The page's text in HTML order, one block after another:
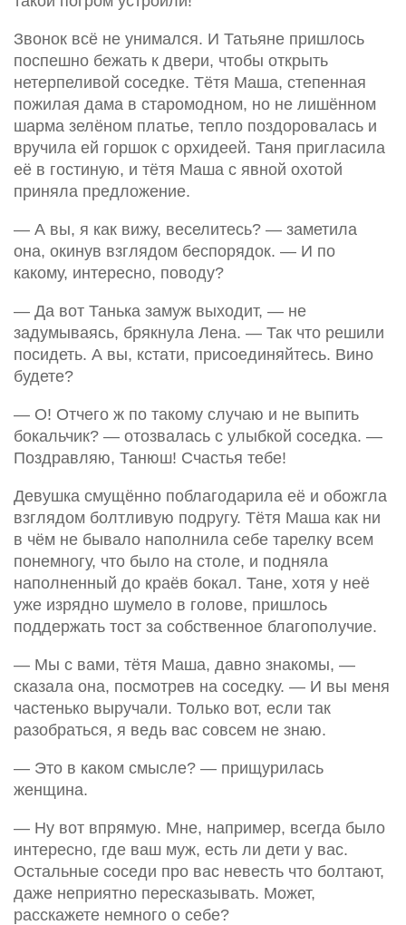
Звонок всё не унимался. И Татьяне пришлось
поспешно бежать к двери, чтобы открыть
нетерпеливой соседке. Тётя Маша, степенная
пожилая дама в старомодном, но не лишённом
шарма зелёном платье, тепло поздоровалась и
вручила ей горшок с орхидеей. Таня пригласила
её в гостиную, и тётя Маша с явной охотой
приняла предложение.
— А вы, я как вижу, веселитесь? — заметила
она, окинув взглядом беспорядок. — И по
какому, интересно, поводу?
— Да вот Танька замуж выходит, — не
задумываясь, брякнула Лена. — Так что решили
посидеть. А вы, кстати, присоединяйтесь. Вино
будете?
— О! Отчего ж по такому случаю и не выпить
бокальчик? — отозвалась с улыбкой соседка. —
Поздравляю, Танюш! Счастья тебе!
Девушка смущённо поблагодарила её и обожгла
взглядом болтливую подругу. Тётя Маша как ни
в чём не бывало наполнила себе тарелку всем
понемногу, что было на столе, и подняла
наполненный до краёв бокал. Тане, хотя у неё
уже изрядно шумело в голове, пришлось
поддержать тост за собственное благополучие.
— Мы с вами, тётя Маша, давно знакомы, —
сказала она, посмотрев на соседку. — И вы меня
частенько выручали. Только вот, если так
разобраться, я ведь вас совсем не знаю.
— Это в каком смысле? — прищурилась
женщина.
— Ну вот впрямую. Мне, например, всегда было
интересно, где ваш муж, есть ли дети у вас.
Остальные соседи про вас невесть что болтают,
даже неприятно пересказывать. Может,
расскажете немного о себе?